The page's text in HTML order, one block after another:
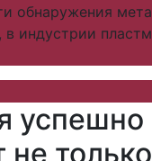
обнаружения
индустрии
успешно
не только